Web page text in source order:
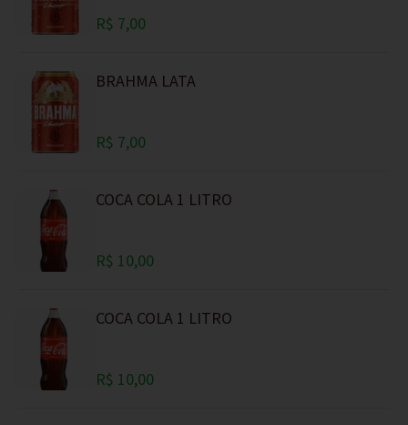
R$ 7,00
BRAHMA LATA
R$ 7,00
COCA COLA 1 LITRO
R$ 10,00
COCA COLA 1 LITRO
R$ 10,00